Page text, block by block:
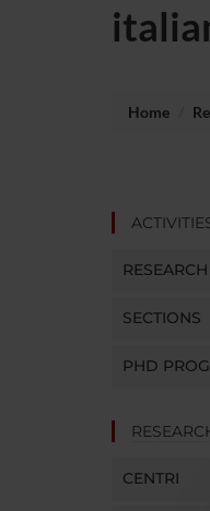
Home
SECTIONS
PHD
CENTRI